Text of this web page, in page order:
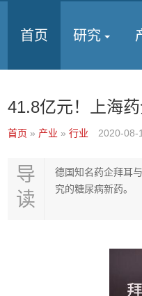
首页 研究
41.8亿元！上海
首页 » 产业 » 行业 2020-08-
导
读
德国知名药企拜耳
究的糖尿病新药。